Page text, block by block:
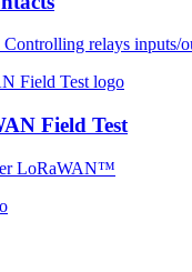
Controlling relays
Field Test
LoRaWAN™